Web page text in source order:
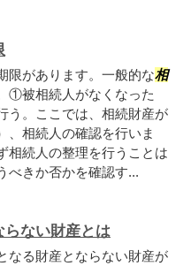
限があります。一般的な相
①被相続人がなくなった
う。ここでは、相続財産が
、相続人の確認を行いま
相続人の整理を行うことは
べきか否かを確認す...
ない財産とは
なる財産とならない財産が